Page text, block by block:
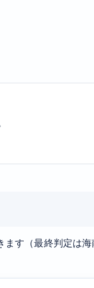
ます（最終判定は海